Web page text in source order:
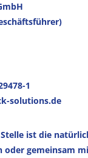
1
solutions.de
ist die
oder gemeinsam